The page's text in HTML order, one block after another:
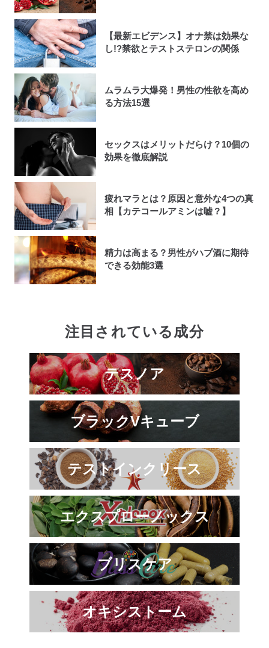
【最新エビデンス】オナ禁は効果な
し!?禁欲とテストステロンの関係
ムラムラ大爆発！男性の性欲を高め
る方法15選
セックスはメリットだらけ？10個の
効果を徹底解説
疲れマラとは？原因と意外な4つの真
相【カテコールアミンは嘘？】
精力は高まる？男性がハブ酒に期待
できる効能3選
注目されている成分
テスノア
ブラックVキューブ
テストインクリース
エクスプローノックス
ブリスケア
オキシストーム